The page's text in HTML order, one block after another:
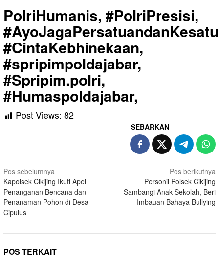
PolriHumanis, #PolriPresisi,
#CintaKebhinekaan,
#spripimpoldajabar,
#Spripim.polri,
#Humaspoldajabar,
Post Views: 82
SEBARKAN
Navigasi
pos
Pos sebelumnya
Kapolsek Cikijing Ikuti Apel
Penanganan Bencana dan
Penanaman Pohon di Desa
Cipulus
Pos berikutnya
Personil Polsek Cikijing
Sambangi Anak Sekolah, Beri
Imbauan Bahaya Bullying
POS TERKAIT